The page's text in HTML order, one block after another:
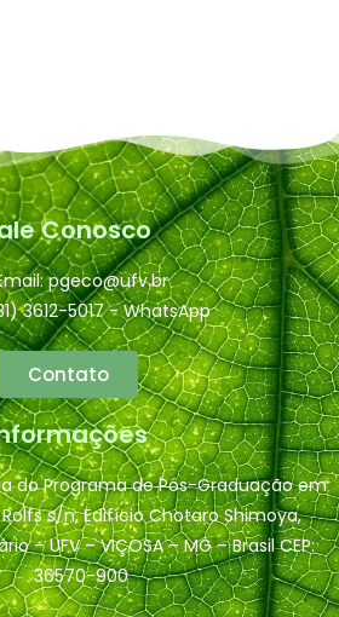
Conosco
pgeco@ufv.br
3612-5017 - WhatsApp
Contato
do Programa de Pós-Graduação em
Rolfs s/n, Edifício Chotaro Shimoya,
– UFV – VIÇOSA – MG – Brasil CEP:
36570-900